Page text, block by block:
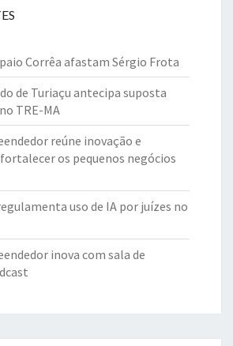
Corrêa afastam Sérgio Frota
de Turiaçu antecipa suposta
TRE-MA
reúne inovação e
os pequenos negócios
uso de IA por juízes no
inova com sala de